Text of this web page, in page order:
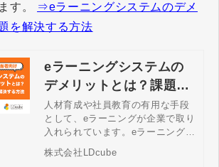
す。
⇒eラーニングシステムのデメ
を解決する方法
eラーニングシステムの
デメリットとは？課題を
解決する方法
人材育成や社員教育の有用な手段
として、eラーニングが企業で取り
入れられています。eラーニング
は、時間や場所に関係なく研修を
実施できます。従来の集合研修に
株式会社LDcube